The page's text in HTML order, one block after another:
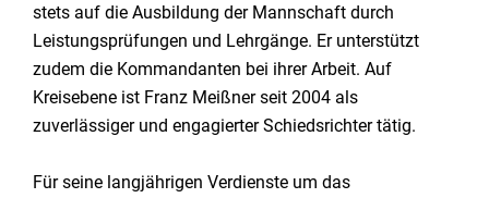
stets auf die Ausbildung der Mannschaft durch
Leistungsprüfungen und Lehrgänge. Er unterstützt
zudem die Kommandanten bei ihrer Arbeit. Auf
Kreisebene ist Franz Meißner seit 2004 als
zuverlässiger und engagierter Schiedsrichter tätig.
Für seine langjährigen Verdienste um das